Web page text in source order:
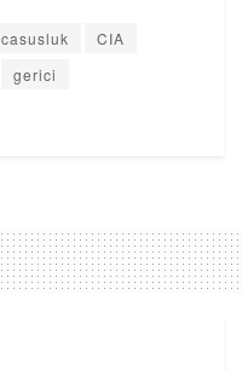
casusluk
CIA
gerici